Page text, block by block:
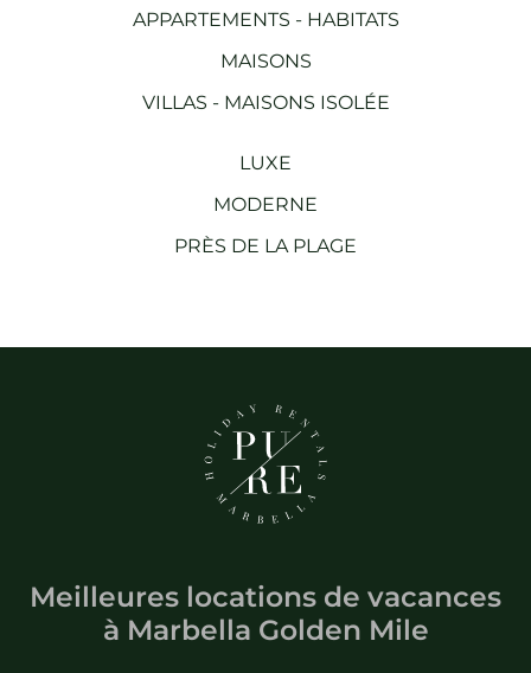
APPARTEMENTS - HABITATS
MAISONS
VILLAS - MAISONS ISOLÉE
LUXE
MODERNE
PRÈS DE LA PLAGE
Meilleures locations de vacances
à Marbella Golden Mile